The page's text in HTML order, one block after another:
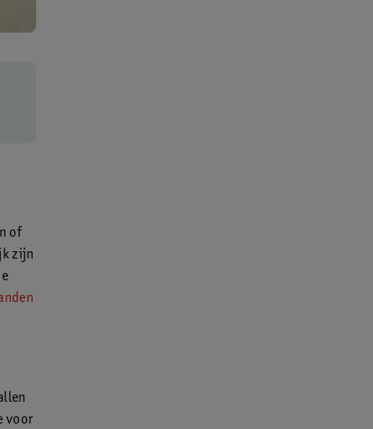
of
zijn
voor